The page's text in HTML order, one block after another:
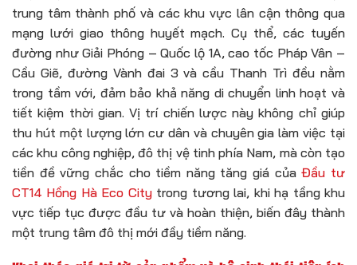
trung tâm thành phố và các khu vực lân cận thông qua
mạng lưới giao thông huyết mạch. Cụ thể, các tuyến
đường như Giải Phóng – Quốc lộ 1A, cao tốc Pháp Vân –
Cầu Giẽ, đường Vành đai 3 và cầu Thanh Trì đều nằm
trong tầm với, đảm bảo khả năng di chuyển linh hoạt và
tiết kiệm thời gian. Vị trí chiến lược này không chỉ giúp
thu hút một lượng lớn cư dân và chuyên gia làm việc tại
các khu công nghiệp, đô thị vệ tinh phía Nam, mà còn tạo
tiền đề vững chắc cho tiềm năng tăng giá củaĐầu tư
CT14 Hồng Hà Eco Citytrong tương lai, khi hạ tầng khu
vực tiếp tục được đầu tư và hoàn thiện, biến đây thành
một trung tâm đô thị mới đầy tiềm năng.